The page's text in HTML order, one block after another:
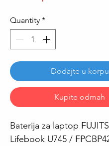
Quantity *
Dodajte u korpu
Kupite odmah
Baterija za laptop
Lifebook U745 /